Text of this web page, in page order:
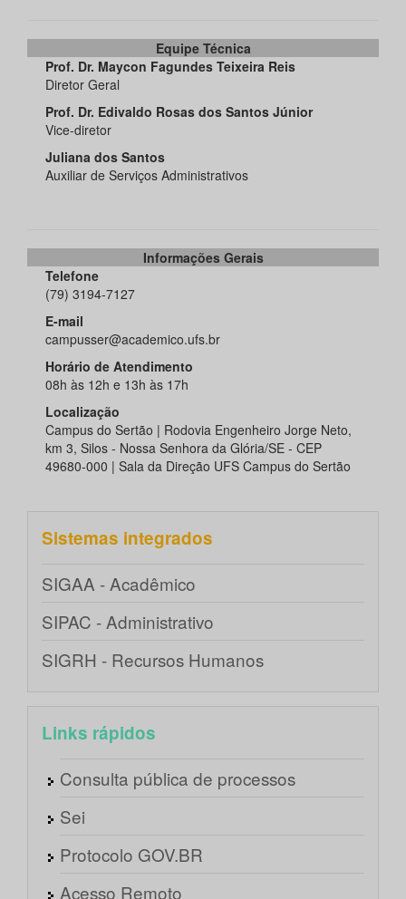
Equipe Técnica
Prof. Dr. Maycon Fagundes Teixeira Reis
Diretor Geral
Prof. Dr. Edivaldo Rosas dos Santos Júnior
Vice-diretor
Juliana dos Santos
Auxiliar de Serviços Administrativos
Informações Gerais
Telefone
(79) 3194-7127
E-mail
campusser@academico.ufs.br
Horário de Atendimento
08h às 12h e 13h às 17h
Localização
Campus do Sertão | Rodovia Engenheiro Jorge Neto,
km 3, Silos - Nossa Senhora da Glória/SE - CEP
49680-000 | Sala da Direção UFS Campus do Sertão
Sistemas integrados
SIGAA - Acadêmico
SIPAC - Administrativo
SIGRH - Recursos Humanos
Links rápidos
Consulta pública de processos
Sei
Protocolo GOV.BR
Acesso Remoto